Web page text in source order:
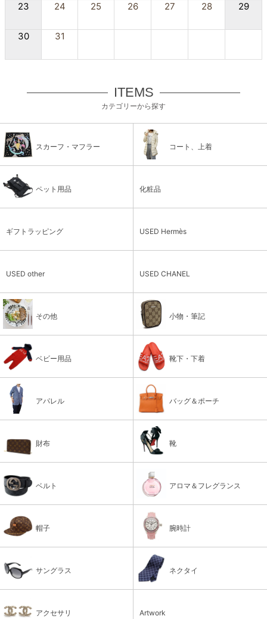
23 24 25 26 27 28 29
30 31
ITEMS
カテゴリーから探す
スカーフ・マフラー コート、上着
ペット用品 化粧品
ギフトラッピング USED Hermès
USED other USED CHANEL
その他 小物・筆記
ベビー用品 靴下・下着
アパレル バッグ＆ポーチ
財布 靴
ベルト アロマ＆フレグランス
帽子 腕時計
サングラス ネクタイ
アクセサリ Artwork